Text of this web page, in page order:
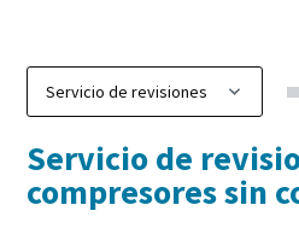
Servicio de
compresores sin